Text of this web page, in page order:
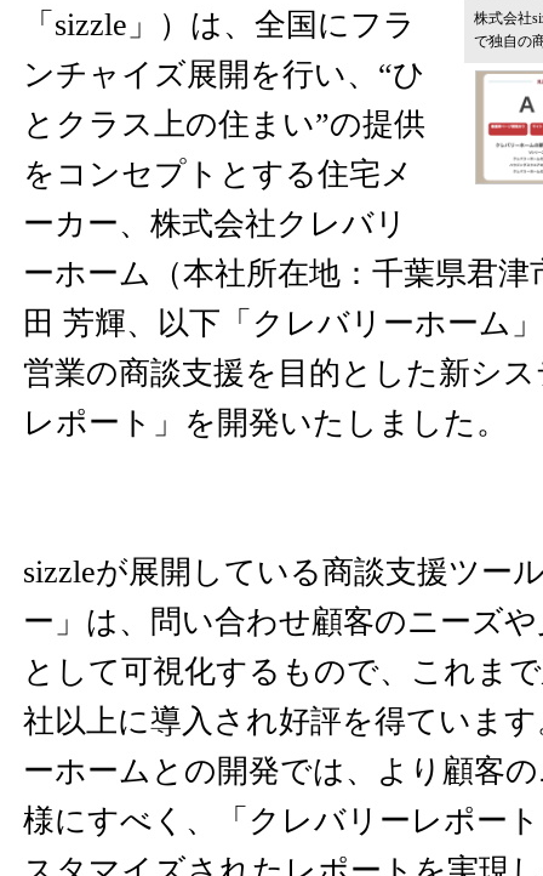
株式会社
で独自の
「sizzle」）は、全国にフラ
ンチャイズ展開を行い、“ひ
とクラス上の住まい”の提供
をコンセプトとする住宅メ
ーカー、株式会社クレバリ
ーホーム（本社所在地：千葉県君津
田 芳輝、以下「クレバリーホーム
営業の商談支援を目的とした新シ
レポート」を開発いたしました。
sizzleが展開している商談支援ツー
ー」は、問い合わせ顧客のニーズ
として可視化するもので、これま
社以上に導入され好評を得ていま
ーホームとの開発では、より顧客
様にすべく、「クレバリーレポー